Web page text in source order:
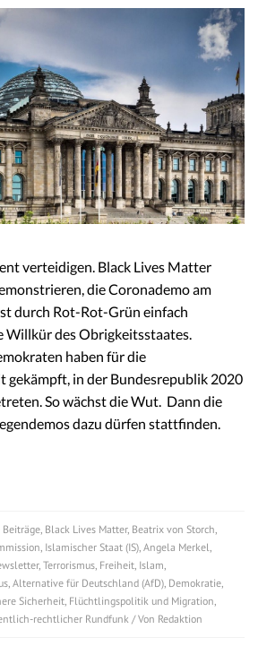
verteidigen. Black Lives Matter
die Coronademo am
durch Rot-Rot-Grün einfach
Willkür des Obrigkeitsstaates.
haben für die
gekämpft, in der Bundesrepublik 2020
So wächst die Wut. Dann die
dazu dürfen stattfinden.
Black Lives Matter, Beatrix von Storch
Islamischer Staat (IS) Angela Merkel
, Terrorismus Freiheit Islam
Alternative für Deutschland (AfD) Demokratie
Sicherheit Flüchtlingspolitik und Migration
rechtlicher Rundfunk / Von Redaktion